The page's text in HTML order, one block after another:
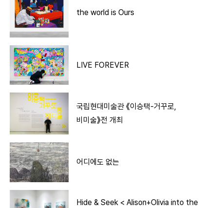
the world is Ours
LIVE FOREVER
국립현대미술관 《이승택-거꾸로,
비미술》전 개최
어디에도 없는
Hide & Seek < Alison+Olivia into the